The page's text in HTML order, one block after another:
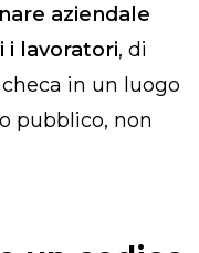
aziendale
i lavoratori, di
in un luogo
pubblico, non